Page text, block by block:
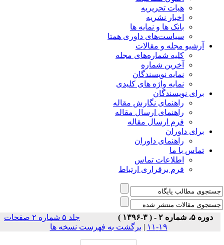
هیات تحریریه
اخبار نشریه
بانک ها و نمایه ها
سیاست‌های داوری همتا
مجله و مقالات
کلیه شماره‌های مجله
آخرین شماره
نمایه نویسندگان
نمایه واژه های کلیدی
نویسندگان
راهنمای نگارش مقاله
راهنمای ارسال مقاله
فرم ارسال مقاله
داوران
راهنمای داوران
با ما
اطلاعات تماس
فرم برقراری ارتباط
جلد ۵ شماره ۲ صفحات
برگشت به فهرست نسخه ها